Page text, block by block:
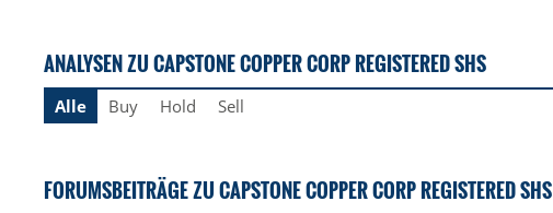
ANALYSEN ZU CAPSTONE COPPER CORP REGISTERED SHS
Alle Buy Hold Sell
FORUMSBEITRÄGE ZU CAPSTONE COPPER CORP REGISTERED SHS